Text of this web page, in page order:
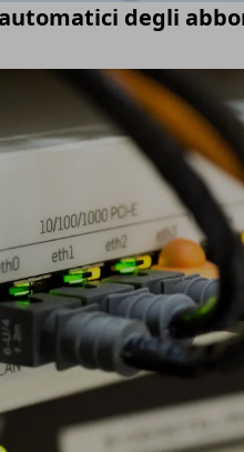
degli